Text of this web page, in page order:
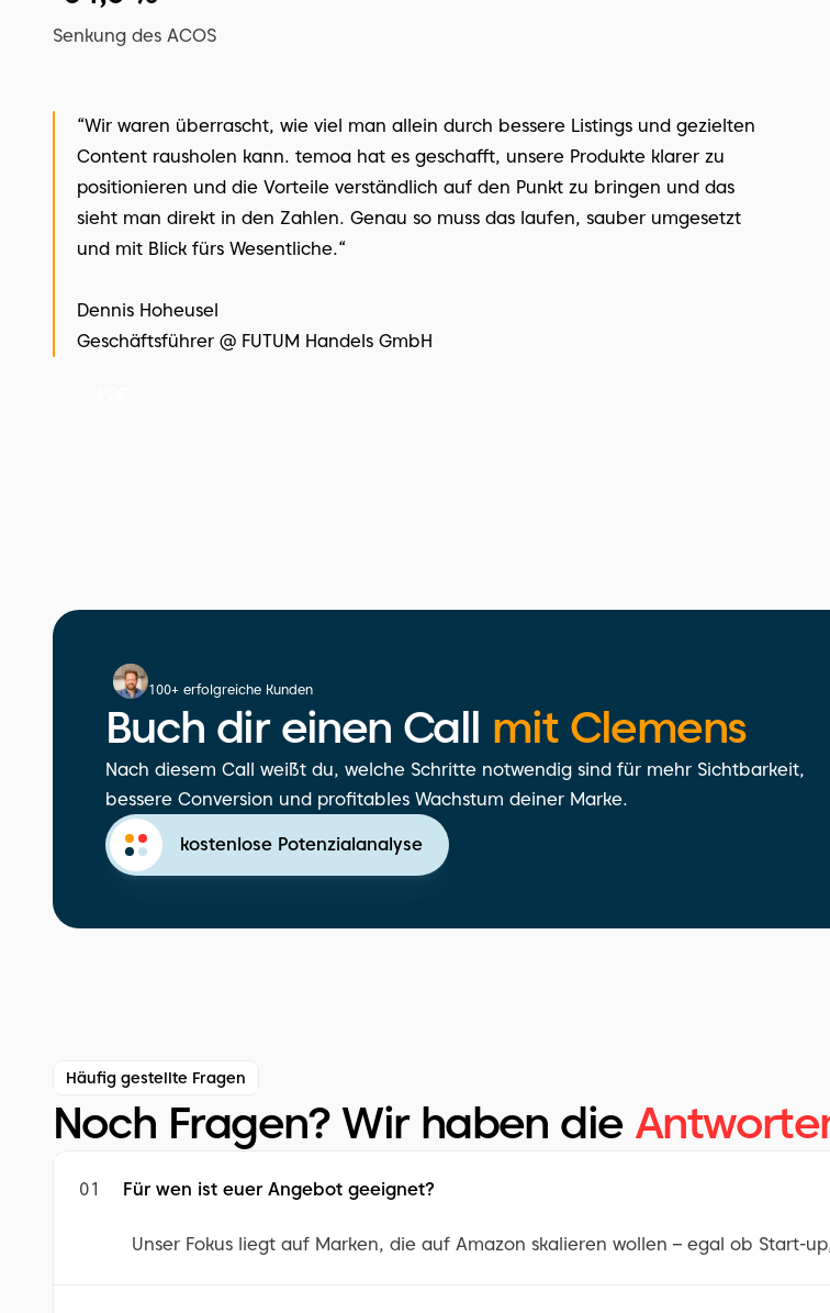
Senkung des ACOS
“Wir waren überrascht, wie viel man allein durch bessere Listings und gezielten
Content rausholen kann. temoa hat es geschafft, unsere Produkte klarer zu
positionieren und die Vorteile verständlich auf den Punkt zu bringen und das
sieht man direkt in den Zahlen. Genau so muss das laufen, sauber umgesetzt
und mit Blick fürs Wesentliche.“
Dennis Hoheusel
Geschäftsführer @ FUTUM Handels GmbH
100+ erfolgreiche Kunden
Buch dir einen Call mit Clemens
Nach diesem Call weißt du, welche Schritte notwendig sind für mehr Sichtbarkeit,
bessere Conversion und profitables Wachstum deiner Marke.
kostenlose Potenzialanalyse
Häufig gestellte Fragen
Noch Fragen? Wir haben die
01 Für wen ist euer Angebot geeignet?
Unser Fokus liegt auf Marken, die auf Amazon skalieren wollen – egal ob Start-